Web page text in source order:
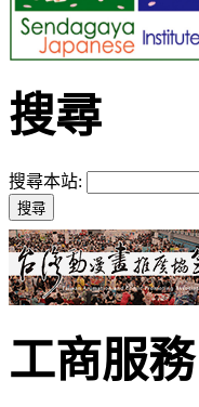
搜尋
搜尋本站:
工商服務